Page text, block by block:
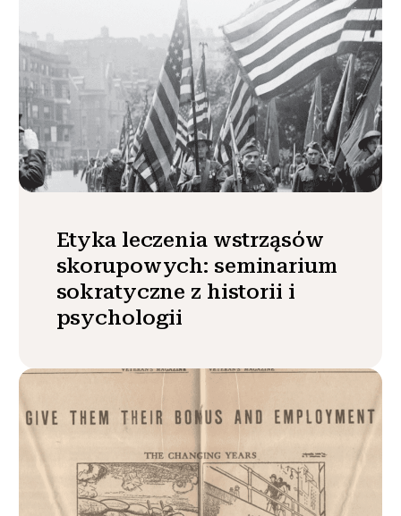
Etyka leczenia wstrząsów
skorupowych: seminarium
sokratyczne z historii i
psychologii